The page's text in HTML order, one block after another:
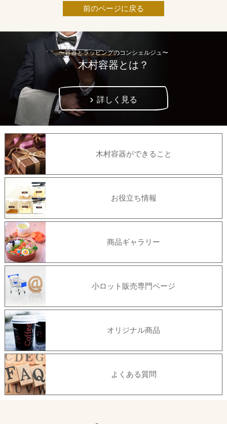
前のページに戻る
〜容器とラッピングのコンシェルジュ〜
木村容器とは？
詳しく見る
木村容器ができること
お役立ち情報
商品ギャラリー
小ロット販売専門ページ
オリジナル商品
よくある質問